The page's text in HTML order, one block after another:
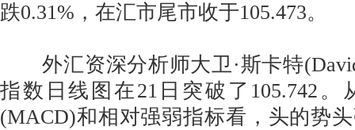
跌0.31%，在汇市尾市收于105.473。
外汇资深分析师大卫·斯卡特
指数日线图在21日突破了105.742。
(MACD)和相对强弱指标看，头的势